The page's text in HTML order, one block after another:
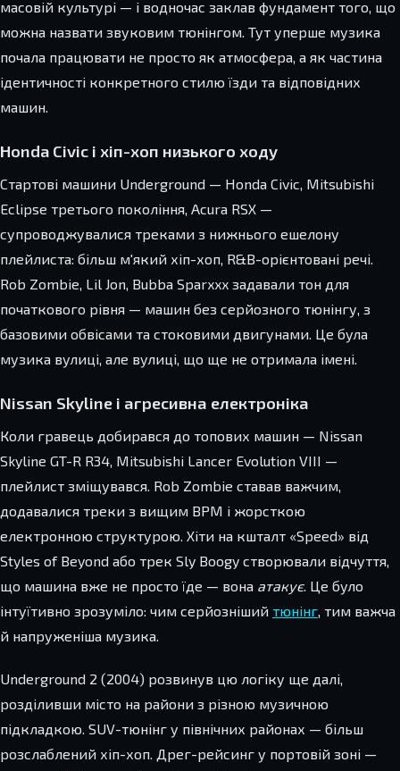
масовій культурі — і водночас заклав фундамент того, що
можна назвати звуковим тюнінгом. Тут уперше музика
почала працювати не просто як атмосфера, а як частина
ідентичності конкретного стилю їзди та відповідних
машин.
Honda Civic і хіп-хоп низького ходу
Стартові машини Underground — Honda Civic, Mitsubishi
Eclipse третього покоління, Acura RSX —
супроводжувалися треками з нижнього ешелону
плейлиста: більш м'який хіп-хоп, R&B-орієнтовані речі.
Rob Zombie, Lil Jon, Bubba Sparxxx задавали тон для
початкового рівня — машин без серйозного тюнінгу, з
базовими обвісами та стоковими двигунами. Це була
музика вулиці, але вулиці, що ще не отримала імені.
Nissan Skyline і агресивна електроніка
Коли гравець добирався до топових машин — Nissan
Skyline GT-R R34, Mitsubishi Lancer Evolution VIII —
плейлист зміщувався. Rob Zombie ставав важчим,
додавалися треки з вищим BPM і жорсткою
електронною структурою. Хіти на кшталт «Speed» від
Styles of Beyond або трек Sly Boogy створювали відчуття,
що машина вже не просто їде — вона атакує. Це було
інтуїтивно зрозуміло: чим серйозніший тюнінг, тим важча
й напруженіша музика.
Underground 2 (2004) розвинув цю логіку ще далі,
розділивши місто на райони з різною музичною
підкладкою. SUV-тюнінг у північних районах — більш
розслаблений хіп-хоп. Дрег-рейсинг у портовій зоні —